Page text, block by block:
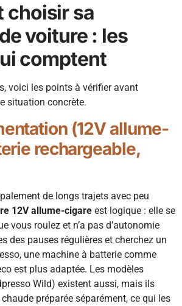
choisir sa
voiture : les
comptent
voici les points à vérifier avant
situation concrète.
(12V allume-
rechargeable,
de longs trajets avec peu
12V allume-cigare est logique : elle se
vous roulez et n’a pas d’autonomie
des pauses régulières et cherchez un
une machine à batterie comme
est plus adaptée. Les modèles
Wild) existent aussi, mais ils
chaude préparée séparément, ce qui les